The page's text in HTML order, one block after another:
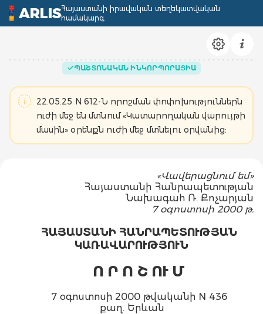
ARLISՀայաստանի իրավական տեղեկատվական
համակարգ
ՊԱՇՏՈՆԱԿԱՆ ԻՆԿՈՐՊՈՐԱՑԻԱ
22.05.25 N 612-Ն որոշման փոփոխություններն
ուժի մեջ են մտնում «Կատարողական վարույթի
մասին» օրենքն ուժի մեջ մտնելու օրվանից:
«Վավերացնումեմ»
Հայաստանի Հանրապետության
Նախագահ Ռ. Քոչարյան
7 օգոստոսի 2000 թ.
ՀԱՅԱՍՏԱՆԻ ՀԱՆՐԱՊԵՏՈՒԹՅԱՆ
ԿԱՌԱՎԱՐՈՒԹՅՈՒՆ
Ո Ր Ո Շ ՈՒ Մ
7 օգոստոսի 2000 թվականի N 436
քաղ. Երևան